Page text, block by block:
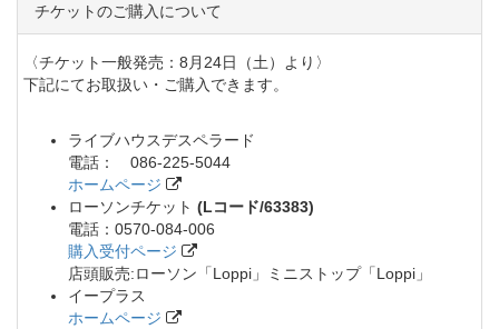
チケットのご購入について
〈チケット一般発売：8月24日（土）より〉
下記にてお取扱い・ご購入できます。
ライブハウスデスペラード
電話： 086-225-5044
ホームページ
ローソンチケット (Lコード/63383)
電話：0570-084-006
購入受付ページ
店頭販売:ローソン「Loppi」ミニストップ「Loppi」
イープラス
ホームページ